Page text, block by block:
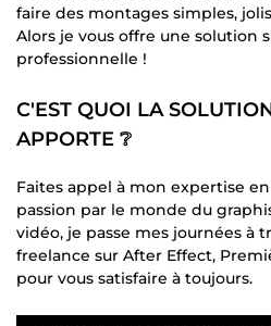
faire des montages simples,
Alors je vous offre une solution
professionnelle !
C'EST QUOI LA
APPORTE ❔
Faites appel à mon expertise
passion par le monde du
vidéo, je passe mes journées à
freelance sur After Effect,
pour vous satisfaire à toujours.